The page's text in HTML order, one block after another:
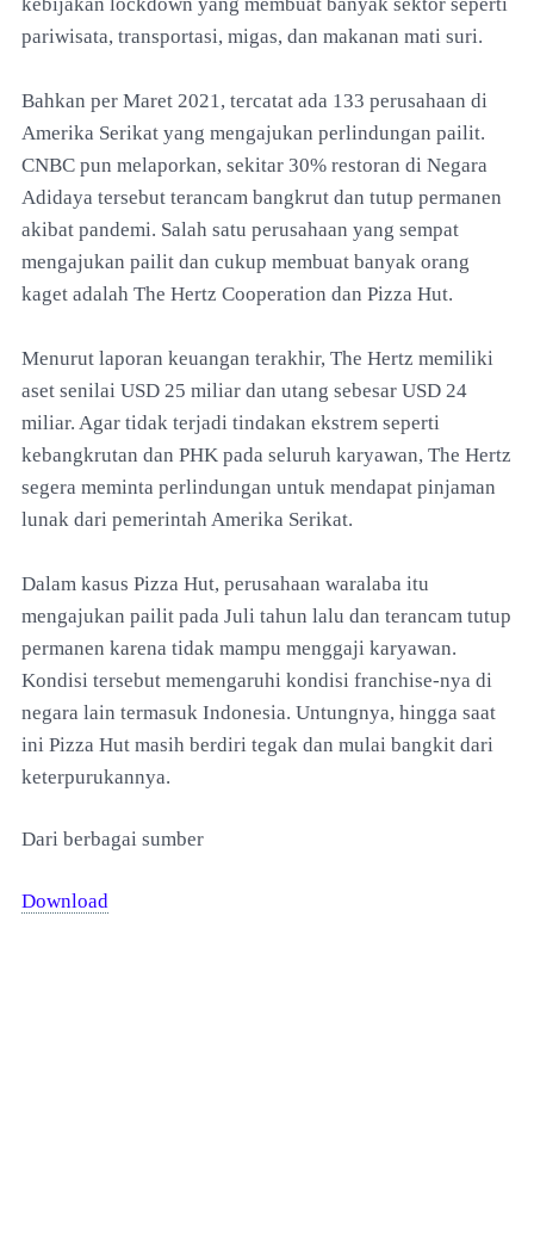
pariwisata, transportasi, migas, dan makanan mati suri.
Bahkan per Maret 2021, tercatat ada 133 perusahaan di
Amerika Serikat yang mengajukan perlindungan pailit.
CNBC pun melaporkan, sekitar 30% restoran di Negara
Adidaya tersebut terancam bangkrut dan tutup permanen
akibat pandemi. Salah satu perusahaan yang sempat
mengajukan pailit dan cukup membuat banyak orang
kaget adalah The Hertz Cooperation dan Pizza Hut.
Menurut laporan keuangan terakhir, The Hertz memiliki
aset senilai USD 25 miliar dan utang sebesar USD 24
miliar. Agar tidak terjadi tindakan ekstrem seperti
kebangkrutan dan PHK pada seluruh karyawan, The Hertz
segera meminta perlindungan untuk mendapat pinjaman
lunak dari pemerintah Amerika Serikat.
Dalam kasus Pizza Hut, perusahaan waralaba itu
mengajukan pailit pada Juli tahun lalu dan terancam tutup
permanen karena tidak mampu menggaji karyawan.
Kondisi tersebut memengaruhi kondisi franchise-nya di
negara lain termasuk Indonesia. Untungnya, hingga saat
ini Pizza Hut masih berdiri tegak dan mulai bangkit dari
keterpurukannya.
Dari berbagai sumber
Download